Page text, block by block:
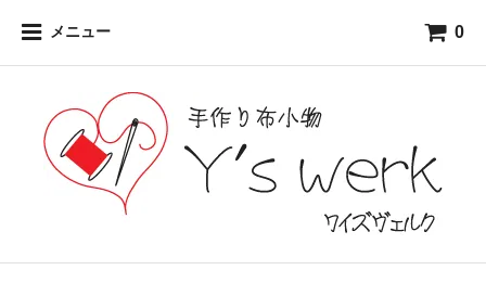
メニュー 0